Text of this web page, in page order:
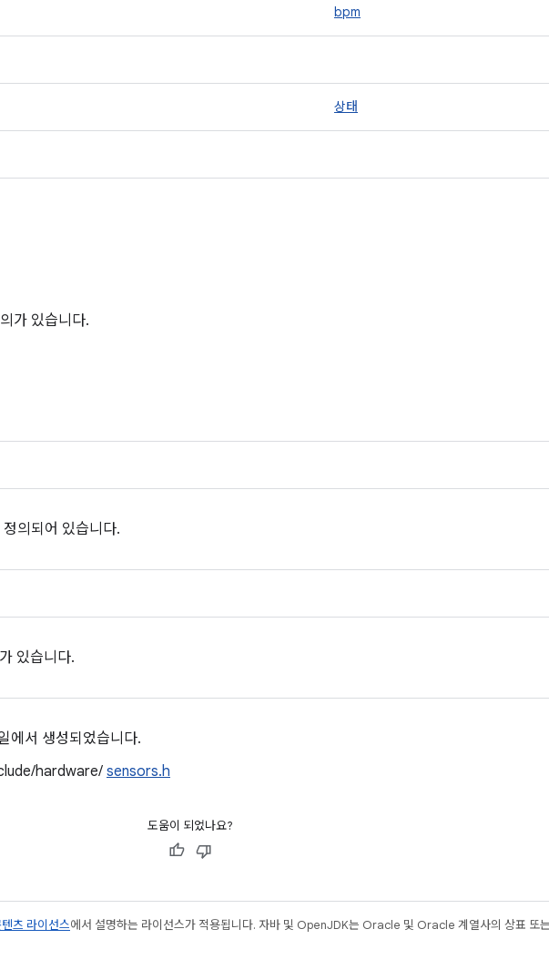
bpm
상태
가 있습니다.
의되어 있습니다.
있습니다.
에서 생성되었습니다.
hardware/ sensors.h
도움이 되었나요?
츠 라이선스에서 설명하는 라이선스가 적용됩니다. 자바 및 OpenJDK는 Oracle 및 Oracle 계열사의 상표 또